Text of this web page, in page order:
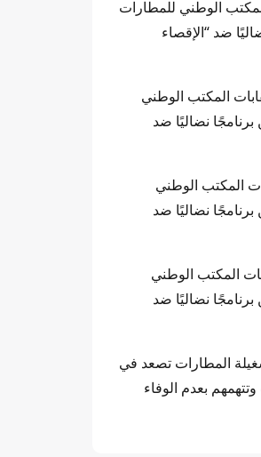
الوطني للمطارات
ضد “الإقصاء
المكتب الوطني
نضاليًا ضد
المكتب الوطني
نضاليًا ضد
المكتب الوطني
نضاليًا ضد
المطارات تصعد في
بعدم الوفاء